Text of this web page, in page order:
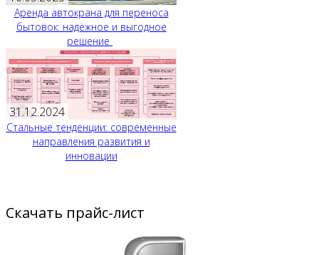
Аренда автокрана для переноса
бытовок: надёжное и выгодное
решение
31.12.2024
Стальные тенденции: современные
направления развития и
инновации
Скачать прайс-лист